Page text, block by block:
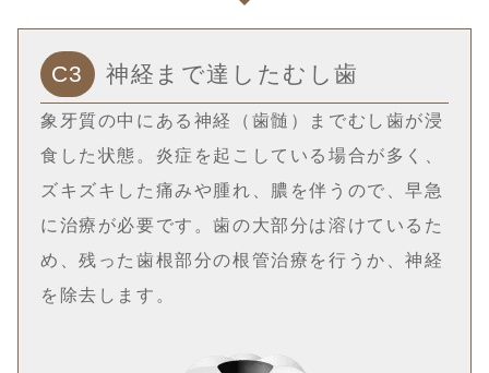
C3 神経まで達したむし歯
象牙質の中にある神経（歯髄）までむし歯が浸
食した状態。炎症を起こしている場合が多く、
ズキズキした痛みや腫れ、膿を伴うので、早急
に治療が必要です。歯の大部分は溶けているた
め、残った歯根部分の根管治療を行うか、神経
を除去します。